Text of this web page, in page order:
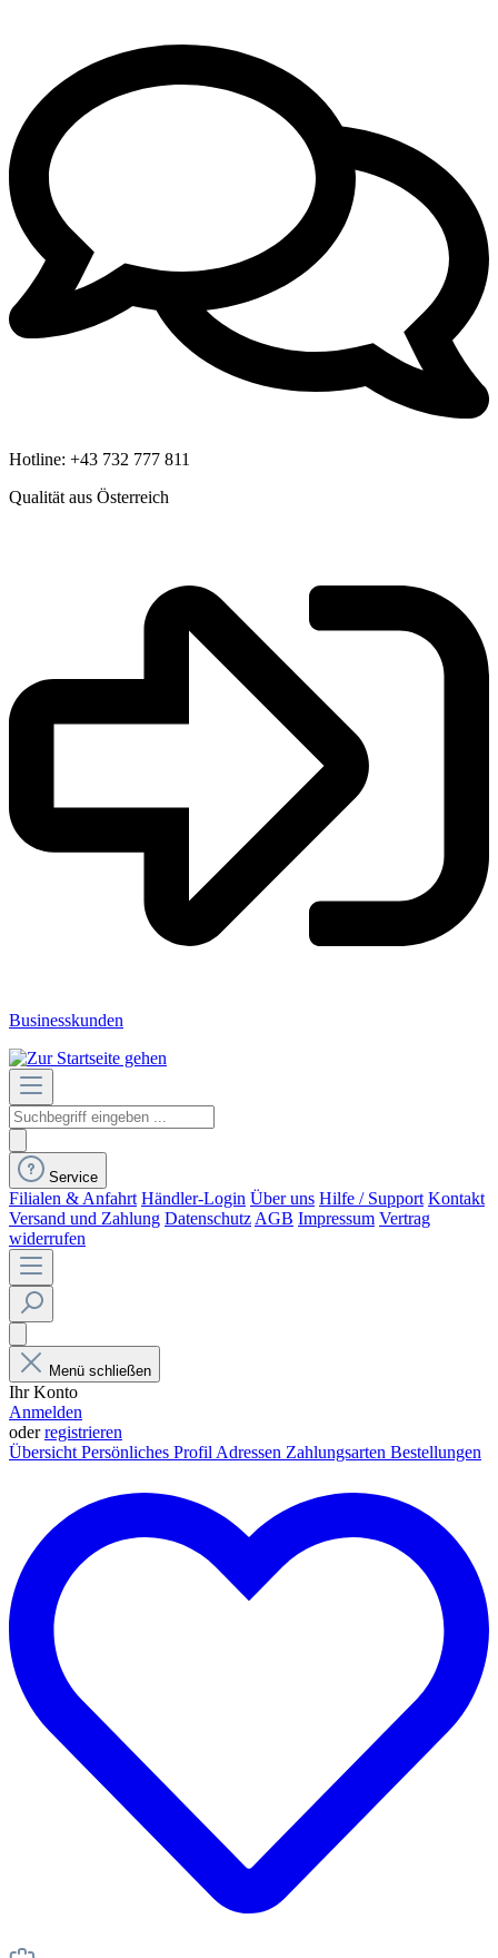
Hotline: +43 732 777 811
Qualität aus Österreich
Businesskunden
Service
Filialen & Anfahrt Händler-Login Über uns Hilfe / Support Kontakt
Versand und Zahlung Datenschutz AGB Impressum Vertrag
widerrufen
Menü schließen
Ihr Konto
Anmelden
oderregistrieren
Übersicht Persönliches Profil Adressen Zahlungsarten Bestellungen